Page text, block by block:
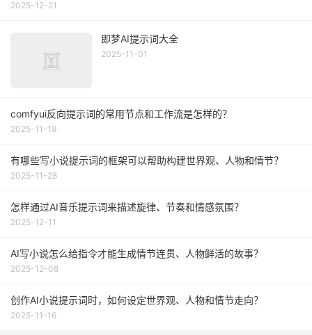
2025-12-21
即梦AI提示词大全
2025-11-01
comfyui反向提示词的常用节点和工作流是怎样的？
2025-11-19
有哪些写小说提示词的框架可以帮助构建世界观、人物和情节？
2025-11-28
怎样通过AI音乐提示词来描述旋律、节奏和情感氛围？
2025-12-11
AI写小说怎么给指令才能生成情节连贯、人物鲜活的故事？
2025-12-08
创作AI小说提示词时，如何设定世界观、人物和情节走向？
2025-11-16